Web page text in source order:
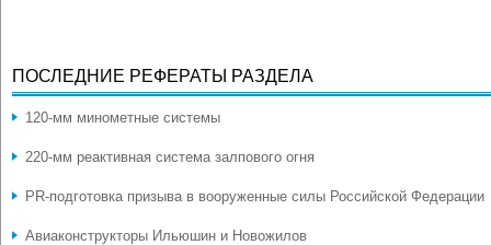
ПОСЛЕДНИЕ РЕФЕРАТЫ РАЗДЕЛА
120-мм минометные системы
220-мм реактивная система залпового огня
PR-подготовка призыва в вооруженные силы Российской Федерации
Авиаконструкторы Ильюшин и Новожилов